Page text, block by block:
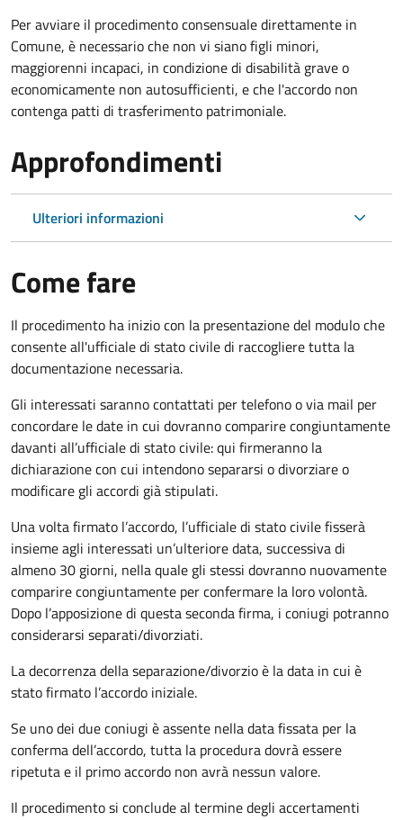
Per avviare il procedimento consensuale direttamente in
Comune, è necessario che non vi siano figli minori,
maggiorenni incapaci, in condizione di disabilità grave o
economicamente non autosufficienti, e che l'accordo non
contenga patti di trasferimento patrimoniale.
Approfondimenti
Ulteriori informazioni
Come fare
Il procedimento ha inizio con la presentazione del modulo che
consente all'ufficiale di stato civile di raccogliere tutta la
documentazione necessaria.
Gli interessati saranno contattati per telefono o via mail per
concordare le date in cui dovranno comparire congiuntamente
davanti all’ufficiale di stato civile: qui firmeranno la
dichiarazione con cui intendono separarsi o divorziare o
modificare gli accordi già stipulati.
Una volta firmato l’accordo, l’ufficiale di stato civile fisserà
insieme agli interessati un’ulteriore data, successiva di
almeno 30 giorni, nella quale gli stessi dovranno nuovamente
comparire congiuntamente per confermare la loro volontà.
Dopo l’apposizione di questa seconda firma, i coniugi potranno
considerarsi separati/divorziati.
La decorrenza della separazione/divorzio è la data in cui è
stato firmato l’accordo iniziale.
Se uno dei due coniugi è assente nella data fissata per la
conferma dell’accordo, tutta la procedura dovrà essere
ripetuta e il primo accordo non avrà nessun valore.
Il procedimento si conclude al termine degli accertamenti